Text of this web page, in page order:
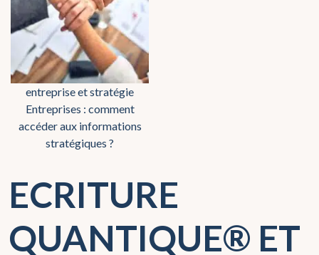
entreprise et stratégie
Entreprises : comment
accéder aux informations
stratégiques ?
ECRITURE
QUANTIQUE® ET